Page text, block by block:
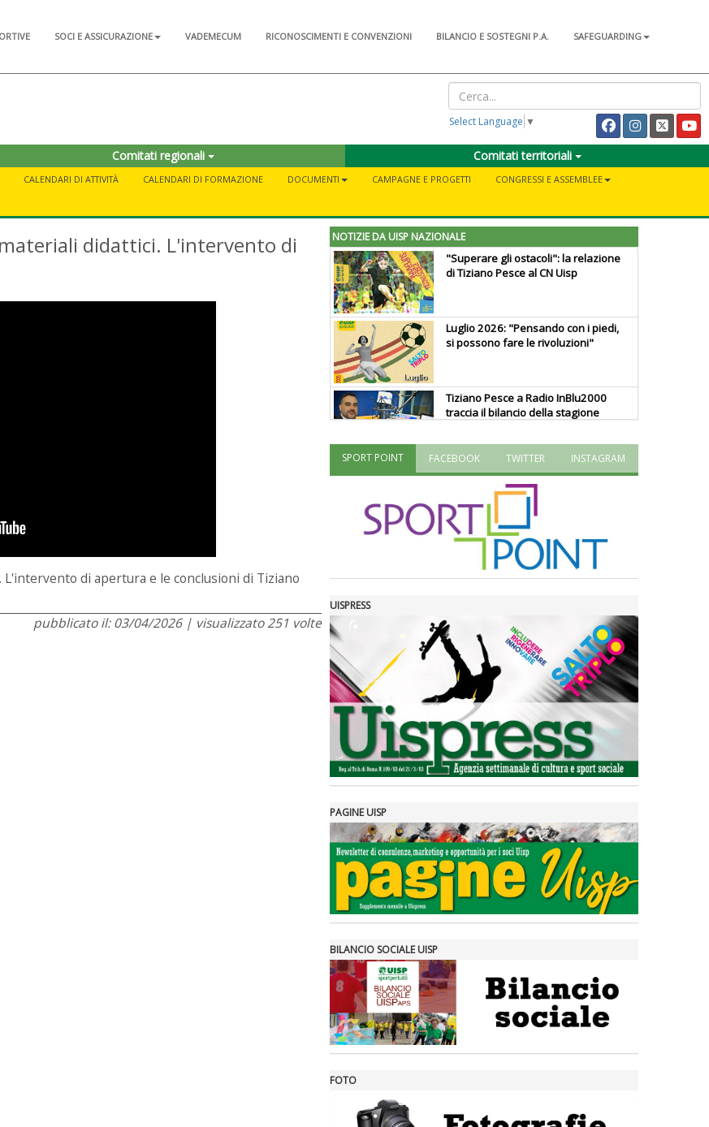
SOCI E ASSICURAZIONE VADEMECUM RICONOSCIMENTI E CONVENZIONI BILANCIO E SOSTEGNI P.A.
SAFEGUARDING
Select Language ▼
Comitati regionali Comitati territoriali
CALENDARI DI ATTIVITÀ CALENDARI DI FORMAZIONE DOCUMENTI CAMPAGNE E PROGETTI
CONGRESSI E ASSEMBLEE
didattici. L'intervento di
di apertura e le conclusioni di Tiziano
pubblicato il: 03/04/2026 | visualizzato 251 volte
NOTIZIE DA UISP NAZIONALE
"Superare gli ostacoli": la relazione
di Tiziano Pesce al CN Uisp
Luglio 2026: "Pensando con i piedi,
si possono fare le rivoluzioni"
Tiziano Pesce a Radio InBlu2000
traccia il bilancio della stagione
valorizzi le nostre specificità"
La formazione Uisp rallenta ma
prosegue anche in estate
Fondazione Terzjus: prima riunione
a Roma
SPORT POINT FACEBOOK TWITTER INSTAGRAM
UISPRESS
PAGINE UISP
BILANCIO SOCIALE UISP
FOTO